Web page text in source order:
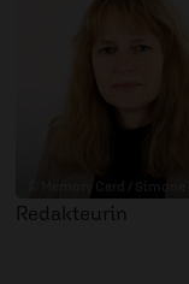
Redakteurin